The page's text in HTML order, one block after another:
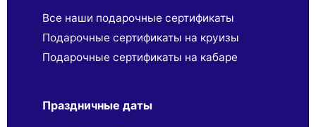
Все наши подарочные сертификаты
Подарочные сертификаты на круизы
Подарочные сертификаты на кабаре
Праздничные даты